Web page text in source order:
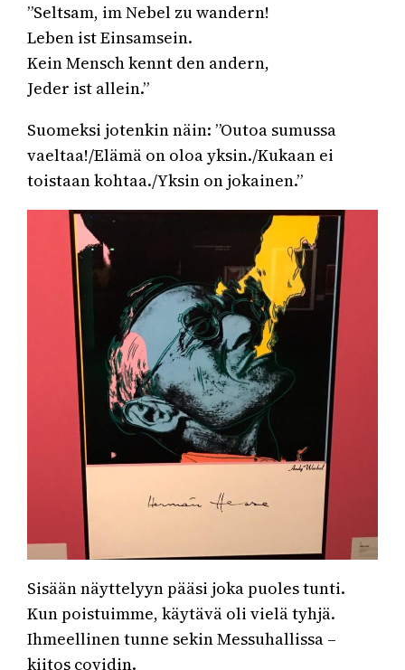
”Seltsam, im Nebel zu wandern!
Leben ist Einsamsein.
Kein Mensch kennt den andern,
Jeder ist allein.”
Suomeksi jotenkin näin: ”Outoa sumussa
vaeltaa!/Elämä on oloa yksin./Kukaan ei
toistaan kohtaa./Yksin on jokainen.”
Sisään näyttelyyn pääsi joka puoles tunti.
Kun poistuimme, käytävä oli vielä tyhjä.
Ihmeellinen tunne sekin Messuhallissa –
kiitos covidin.